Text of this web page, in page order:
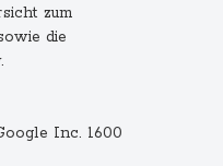
zum
die
Inc. 1600